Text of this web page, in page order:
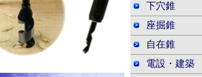
下穴錐
座掘錐
自在錐
電設・建築